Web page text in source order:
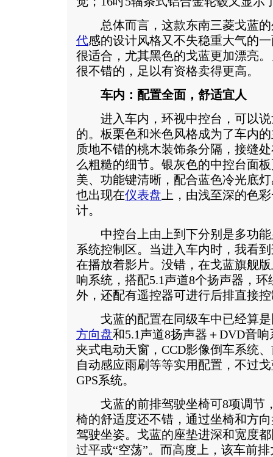
总体而言，这款东南三菱戈蓝的
代感的设计风格又不失稳重大气的
很适合，尤其黑色的戈蓝更加漂亮
很不错的，足以有资格卖得更高。
车内：配置全面，舒适宜人
进入车内，环视中控台，可以说
的。板栗色和米色风格成为了车内
质地不错的桃木装饰条分隔，接缝
么粗糙的细节。银灰色的中控台面
美、功能键清晰，配合蓝色冷光底
也出现在仪表盘 上，由浅至深的色
计。
中控台上由上到下分别是多功能
系统控制区。当进入车内时，我看
在播放着影片。没错，在戈蓝旗舰
响系统，搭配5.1声道8个扬声器，
外，还配有遥控器可进行后排直接
戈蓝的配置在同级车中已经算是
方向盘和5.1声道8扬声器＋DVD音
夹式电动天窗，CCD影像倒车系统
自动感应雨刷等等实用配置，不过
GPS系统。
戈蓝的前排驾驶坐椅可8项调节
椅的舒适度还不错，通过坐椅和方
驾驶坐姿。戈蓝的座垫进深和宽度
过平或“空荡”。而高度上，该车前